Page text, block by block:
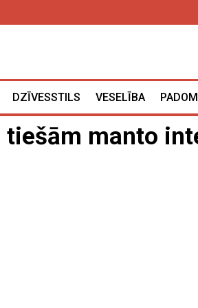
DZĪVESSTILS VESELĪBA PADOMI
tiešām manto